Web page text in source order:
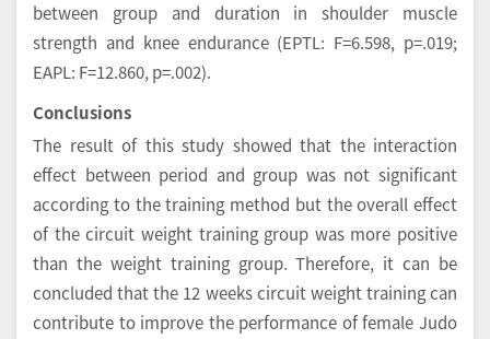
between group and duration in shoulder muscle
strength and knee endurance (EPTL: F=6.598, p=.019;
EAPL: F=12.860, p=.002).
Conclusions
The result of this study showed that the interaction
effect between period and group was not significant
according to the training method but the overall effect
of the circuit weight training group was more positive
than the weight training group. Therefore, it can be
concluded that the 12 weeks circuit weight training can
contribute to improve the performance of female Judo